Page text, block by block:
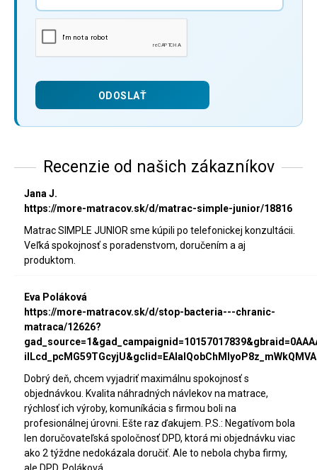
Recenzie od našich zákazníkov
Jana J.
https://more-matracov.sk/d/matrac-simple-junior/18816
Matrac SIMPLE JUNIOR sme kúpili po telefonickej konzultácii.
Veľká spokojnosť s poradenstvom, doručením a aj
produktom.
Eva Poláková
https://more-matracov.sk/d/stop-bacteria---chranic-
matraca/12626?
Dobrý deň, chcem vyjadriť maximálnu spokojnosť s
objednávkou. Kvalita náhradných návlekov na matrace,
rýchlosť ich výroby, komuníkácia s firmou boli na
profesionálnej úrovni. Ešte raz ďakujem. P.S.: Negatívom bola
len doručovateľská spoločnosť DPD, ktorá mi objednávku viac
ako 2 týždne nedokázala doručiť. Ale to nebola chyba firmy,